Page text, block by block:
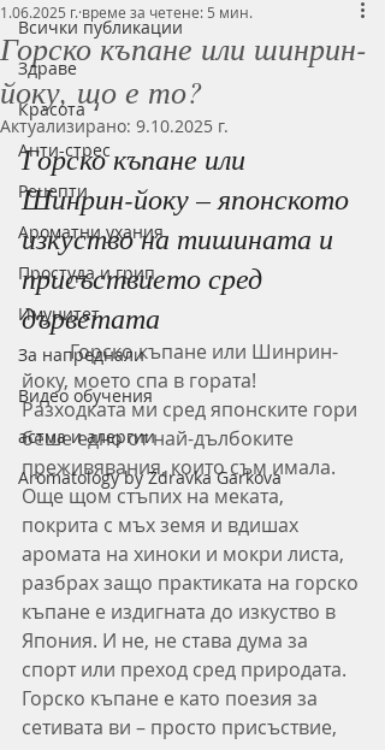
Всички публикации
Здраве
Красота
Анти-стрес
Рецепти
Ароматни ухания
Простуда и грип
Имунитет
За напреднали
Видео обучения
астма и алергии
Aromatology by Zdravka Garkova
Горско къпане или шинрин-
йоку, що е то?
1.06.2025 г. време за четене: 5 мин.
Актуализирано: 9.10.2025 г.
Горско къпане или
Шинрин-йоку – японското
изкуство на тишината и
присъствието сред
дърветата
	Горско къпане или Шинрин-
йоку, моето спа в гората!
Разходката ми сред японските гори
беше едно от най-дълбоките
преживявания, които съм имала.
Още щом стъпих на меката,
покрита с мъх земя и вдишах
аромата на хиноки и мокри листа,
разбрах защо практиката на горско
къпане е издигната до изкуство в
Япония. И не, не става дума за
спорт или преход сред природата.
Горско къпане е като поезия за
сетивата ви – просто присъствие,